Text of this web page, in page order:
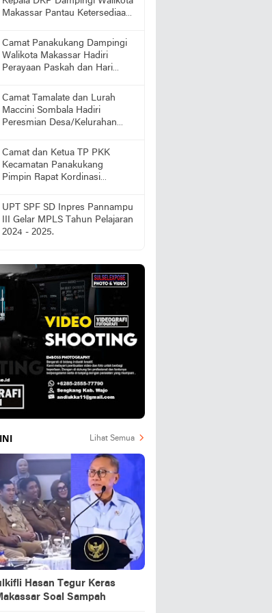
Makassar Pantau Ketersediaan
Camat Panakukang Dampingi
Walikota Makassar Hadiri
Perayaan Paskah dan Hari
Camat Tamalate dan Lurah
Maccini Sombala Hadiri
Peresmian Desa/Kelurahan
Camat dan Ketua TP PKK
Kecamatan Panakukang
Pimpin Rapat Kordinasi
Stunting
UPT SPF SD Inpres Pannampu
III Gelar MPLS Tahun Pelajaran
2024 - 2025.
Lihat Semua
Hasan Tegur Keras
Soal Sampah